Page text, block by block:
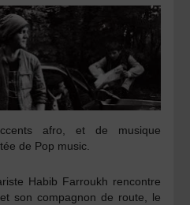
afro, et de musique
de Pop music.
Habib Farroukh rencontre
son compagnon de route, le